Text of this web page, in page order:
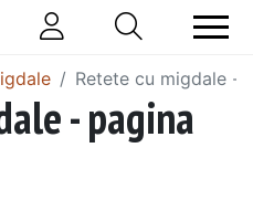
Retete cu migdale -
- pagina